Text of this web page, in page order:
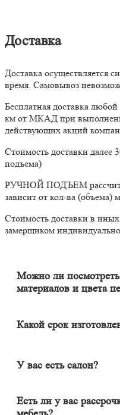
Доставка
Доставка осуществляется
время. Самовывоз
Бесплатная доставка
км от МКАД при
действующих акций
Стоимость доставки
подъема)
РУЧНОЙ ПОДЪЕМ
зависит от кол-ва (объема)
Стоимость доставки в иных
замерщиком
Можно ли
материалов и цвета
месте в собственном
Какой срок
среднем цикл производства
У вас есть салон?
компаний в Москве и
Есть ли у вас